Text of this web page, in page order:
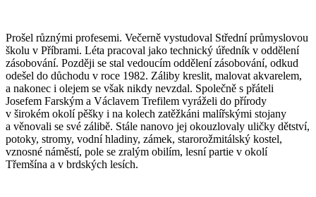
Prošel různými profesemi. Večerně vystudoval Střední průmyslovou
školu v Příbrami. Léta pracoval jako technický úředník v oddělení
zásobování. Později se stal vedoucím oddělení zásobování, odkud
odešel do důchodu v roce 1982. Záliby kreslit, malovat akvarelem,
a nakonec i olejem se však nikdy nevzdal. Společně s přáteli
Josefem Farským a Václavem Trefilem vyráželi do přírody
v širokém okolí pěšky i na kolech zatěžkáni malířskými stojany
a věnovali se své zálibě. Stále nanovo jej okouzlovaly uličky dětství,
potoky, stromy, vodní hladiny, zámek, starorožmitálský kostel,
vznosné náměstí, pole se zralým obilím, lesní partie v okolí
Třemšína a v brdských lesích.